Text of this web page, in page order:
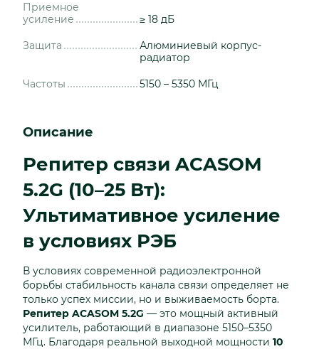
Приемное
усиление
≥ 18 дБ
Защита
Алюминиевый корпус-
радиатор
Частоты 5150 – 5350 МГц
Описание
Репитер связи ACASOM
5.2G (10–25 Вт):
Ультимативное усиление
в условиях РЭБ
В условиях современной радиоэлектронной
борьбы стабильность канала связи определяет не
только успех миссии, но и выживаемость борта.
Репитер ACASOM 5.2G — это мощный активный
усилитель, работающий в диапазоне 5150–5350
МГц. Благодаря реальной выходной мощности 10